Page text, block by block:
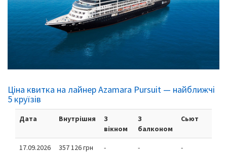
Ціна квитка на лайнер Azamara Pursuit — найближчі
5 круїзів
Дата Внутрішня
З
вікном
З
балконом
Сьют
17.09.2026 357 126 грн - - -